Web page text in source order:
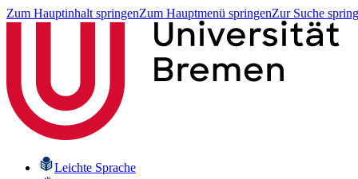
Zum Hauptinhalt springenZum Hauptmenü springenZur Suche
Leichte Sprache